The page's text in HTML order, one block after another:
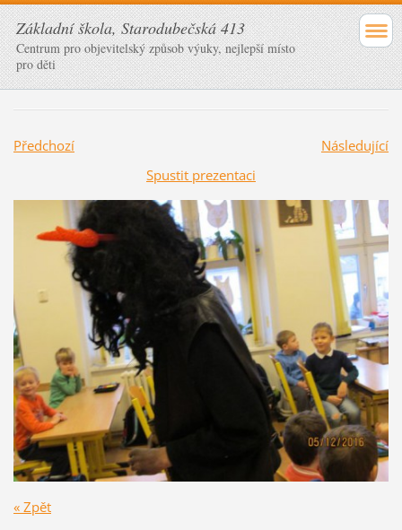
Základní škola, Starodubečská 413
Centrum pro objevitelský způsob výuky, nejlepší místo
pro děti
Předchozí
Následující
Spustit prezentaci
« Zpět